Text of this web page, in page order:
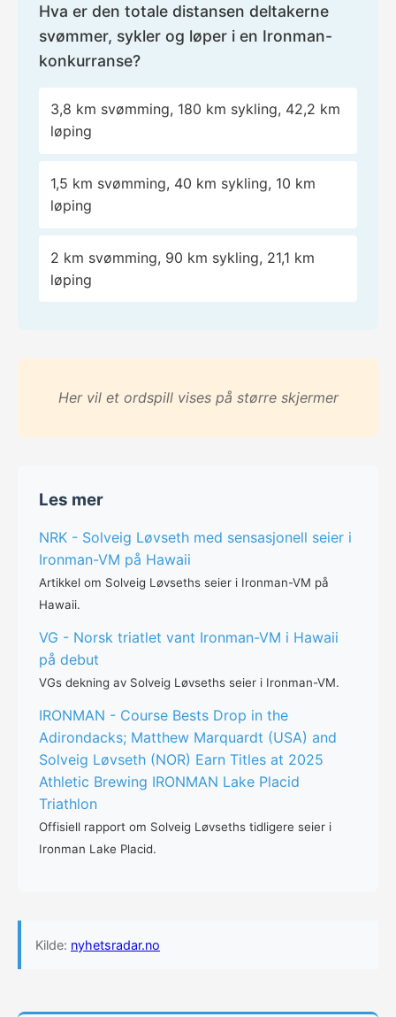
Hva er den totale distansen deltakerne
svømmer, sykler og løper i en Ironman-
konkurranse?
3,8 km svømming, 180 km sykling, 42,2 km
løping
1,5 km svømming, 40 km sykling, 10 km
løping
2 km svømming, 90 km sykling, 21,1 km
løping
Her vil et ordspill vises på større skjermer
Les mer
NRK - Solveig Løvseth med sensasjonell seier i
Ironman-VM på Hawaii
Artikkel om Solveig Løvseths seier i Ironman-VM på
Hawaii.
VG - Norsk triatlet vant Ironman-VM i Hawaii
på debut
VGs dekning av Solveig Løvseths seier i Ironman-VM.
IRONMAN - Course Bests Drop in the
Adirondacks; Matthew Marquardt (USA) and
Solveig Løvseth (NOR) Earn Titles at 2025
Athletic Brewing IRONMAN Lake Placid
Triathlon
Offisiell rapport om Solveig Løvseths tidligere seier i
Ironman Lake Placid.
Kilde: nyhetsradar.no